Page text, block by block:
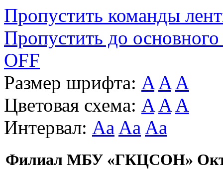
Пропустить команды
Пропустить до основного
OFF
Размер шрифта: A A A
Цветовая схема: A A A
Интервал: Aa Aa Aa
Филиал МБУ «ГКЦСОН»